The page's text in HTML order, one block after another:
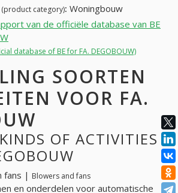
(product category): Woningbouw
van de officiële database van BE
database of BE for FA. DEGOBOUW)
SOORTEN
VOOR FA.
OF ACTIVITIES
fans | Blowers and fans
en onderdelen voor automatische